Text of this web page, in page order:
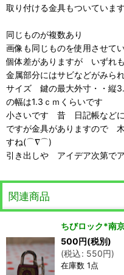
取り付ける金具もついていま
同じものが複数あり
画像も同じものを使用させて
個体差がありますが いずれ
金属部分にはサビなどがみら
サイズ 鍵の最大外寸・・縦
の幅は1.3ｃｍくらいです
小さいです 昔 日記帳などに
ですが金具がありますので
すね(⌒∇⌒)
引き出しや アイデア次第で
関連商品
ちびロック*南
500円(税別)
(税込: 550円)
在庫数 1点